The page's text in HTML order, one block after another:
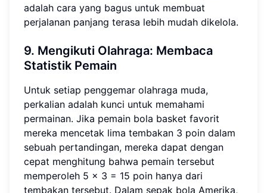
adalah cara yang bagus untuk membuat
perjalanan panjang terasa lebih mudah dikelola.
9. Mengikuti Olahraga: Membaca
Statistik Pemain
Untuk setiap penggemar olahraga muda,
perkalian adalah kunci untuk memahami
permainan. Jika pemain bola basket favorit
mereka mencetak lima tembakan 3 poin dalam
sebuah pertandingan, mereka dapat dengan
cepat menghitung bahwa pemain tersebut
memperoleh 5 × 3 = 15 poin hanya dari
tembakan tersebut. Dalam sepak bola Amerika,